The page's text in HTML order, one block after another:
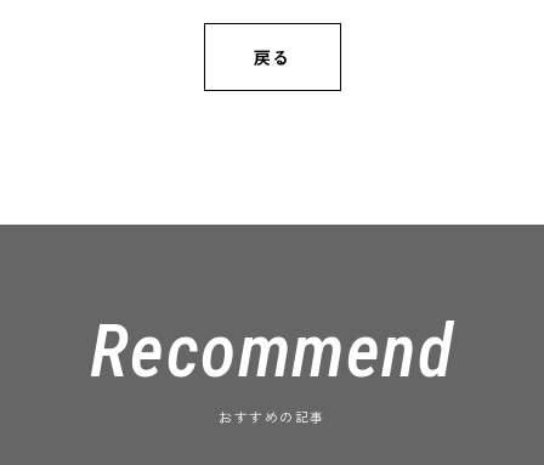
戻る
Recommend
おすすめの記事